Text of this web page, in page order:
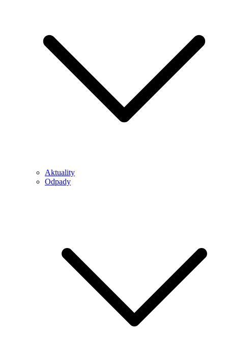
Aktuality
Odpady